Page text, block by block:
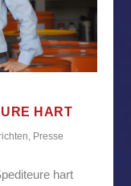
HART
, Presse
hart